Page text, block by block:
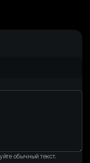
обычный текст.